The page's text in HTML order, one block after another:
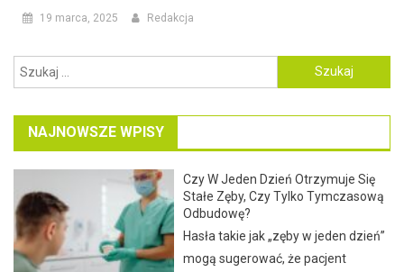
19 marca, 2025 Redakcja
Szukaj:
NAJNOWSZE WPISY
Czy W Jeden Dzień Otrzymuje Się
Stałe Zęby, Czy Tylko Tymczasową
Odbudowę?
Hasła takie jak „zęby w jeden dzień”
mogą sugerować, że pacjent